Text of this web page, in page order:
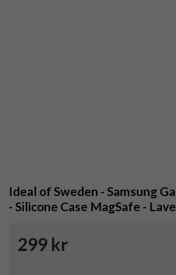
Ideal of Sweden - Samsung
- Silicone Case MagSafe -
299 kr